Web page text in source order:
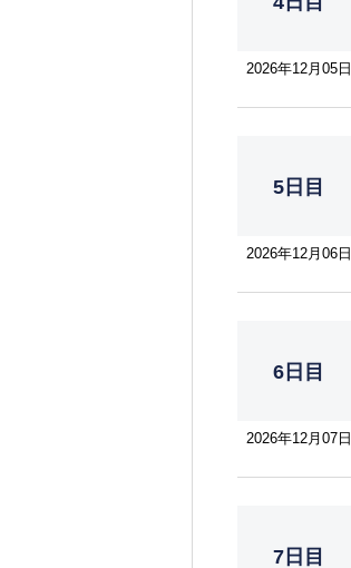
2026年12月05日
5日目
2026年12月06日
6日目
2026年12月07日
7日目